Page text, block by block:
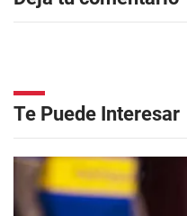
Te Puede Interesar